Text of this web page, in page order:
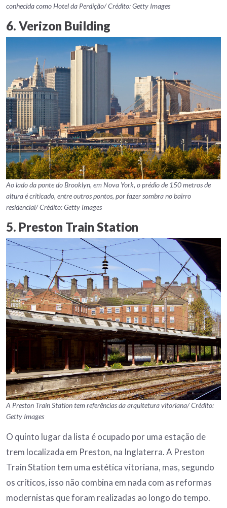
conhecida como Hotel da Perdição/ Crédito: Getty Images
6. Verizon Building
Ao lado da ponte do Brooklyn, em Nova York, o prédio de 150 metros de
altura é criticado, entre outros pontos, por fazer sombra no bairro
residencial/ Crédito: Getty Images
5. Preston Train Station
A Preston Train Station tem referências da arquitetura vitoriana/ Crédito:
Getty Images
O quinto lugar da lista é ocupado por uma estação de
trem localizada em Preston, na Inglaterra. A Preston
Train Station tem uma estética vitoriana, mas, segundo
os críticos, isso não combina em nada com as reformas
modernistas que foram realizadas ao longo do tempo.